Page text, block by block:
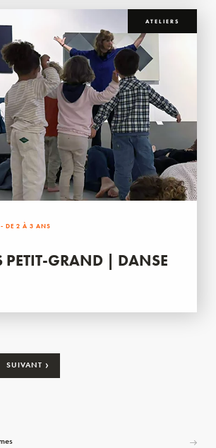
ATELIERS
- DE 2 À 3 ANS
PETIT-GRAND | DANSE
SUIVANT ›